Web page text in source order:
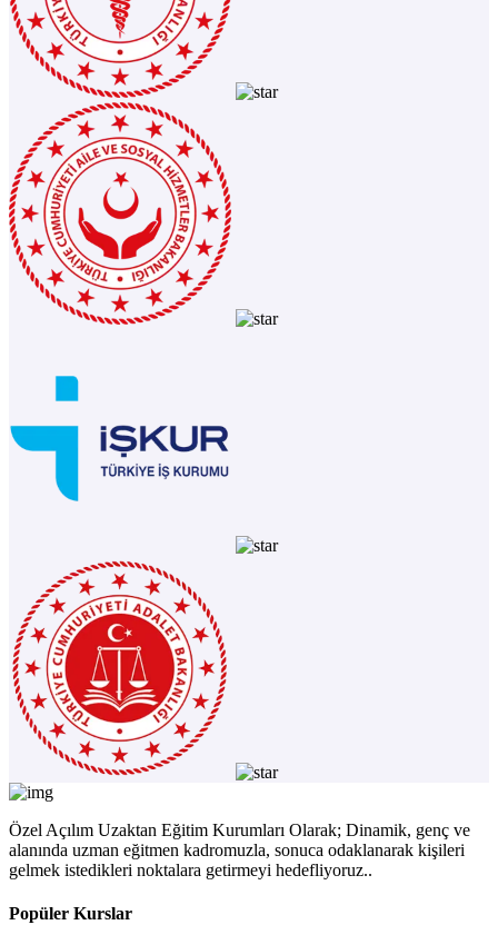
Özel Açılım Uzaktan Eğitim Kurumları Olarak; Dinamik, genç ve
alanında uzman eğitmen kadromuzla, sonuca odaklanarak kişileri
gelmek istedikleri noktalara getirmeyi hedefliyoruz..
Popüler Kurslar